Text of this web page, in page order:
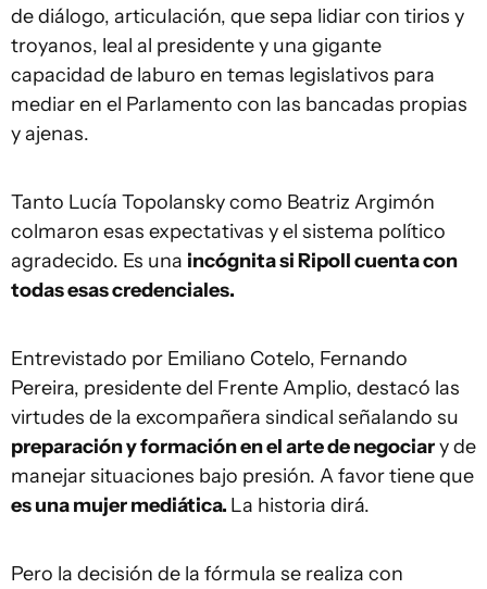
de diálogo, articulación, que sepa lidiar con tirios y
troyanos, leal al presidente y una gigante
capacidad de laburo en temas legislativos para
mediar en el Parlamento con las bancadas propias
y ajenas.
Tanto Lucía Topolansky como Beatriz Argimón
colmaron esas expectativas y el sistema político
agradecido. Es una incógnita si Ripoll cuenta con
todas esas credenciales.
Entrevistado por Emiliano Cotelo, Fernando
Pereira, presidente del Frente Amplio, destacó las
virtudes de la excompañera sindical señalando su
preparación y formación en el arte de negociary de
manejar situaciones bajo presión. A favor tiene que
es una mujer mediática. La historia dirá.
Pero la decisión de la fórmula se realiza con